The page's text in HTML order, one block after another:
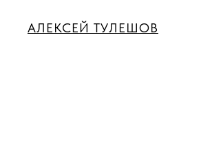
АЛЕКСЕЙ ТУЛЕШОВ